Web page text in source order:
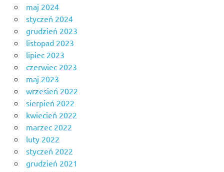
maj 2024
styczeń 2024
grudzień 2023
listopad 2023
lipiec 2023
czerwiec 2023
maj 2023
wrzesień 2022
sierpień 2022
kwiecień 2022
marzec 2022
luty 2022
styczeń 2022
grudzień 2021